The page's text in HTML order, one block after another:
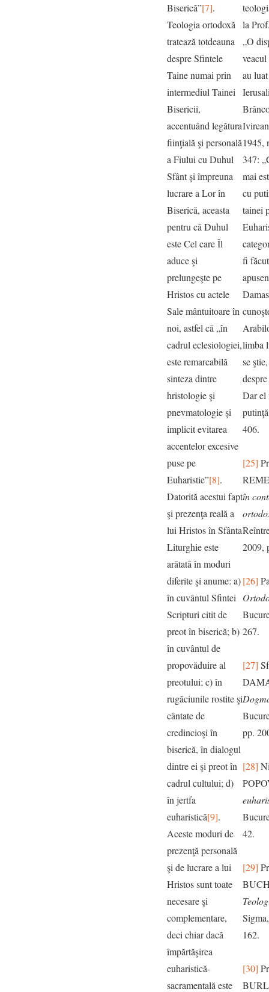
Biserică”[7].
Teologia ortodoxă
tratează totdeauna
despre Sfintele
Taine numai prin
intermediul Tainei
Bisericii,
accentuând legătura
fiinţială şi personală
a Fiului cu Duhul
Sfânt şi împreuna
lucrare a Lor în
Biserică, aceasta
pentru că Duhul
este Cel care Îl
aduce şi
prelungeşte pe
Hristos cu actele
Sale mântuitoare în
noi, astfel că „în
cadrul eclesiologiei,
este remarcabilă
sinteza dintre
hristologie şi
pnevmatologie şi
implicit evitarea
accentelor excesive
puse pe
Euharistie”[8].
Datorită acestui fapt
şi prezenţa reală a
lui Hristos în Sfânta
Liturghie este
arătată în moduri
diferite şi anume: a)
în cuvântul Sfintei
Scripturi citit de
preot în biserică; b)
în cuvântul de
propovăduire al
preotului; c) în
rugăciunile rostite şi
cântate de
credincioşi în
biserică, în dialogul
dintre ei şi preot în
cadrul cultului; d)
în jertfa
euharistică[9].
Aceste moduri de
prezenţă personală
şi de lucrare a lui
Hristos sunt toate
necesare şi
complementare,
deci chiar dacă
împărtăşirea
euharistică-
sacramentală este
la
„O
au
1945,
347:
mai
cu
tainei
fi
limba
se
Dar el
406.
[25]
în
2009,
[26]
267.
[27]
pp.
[28]
42.
[29]
162.
[30]